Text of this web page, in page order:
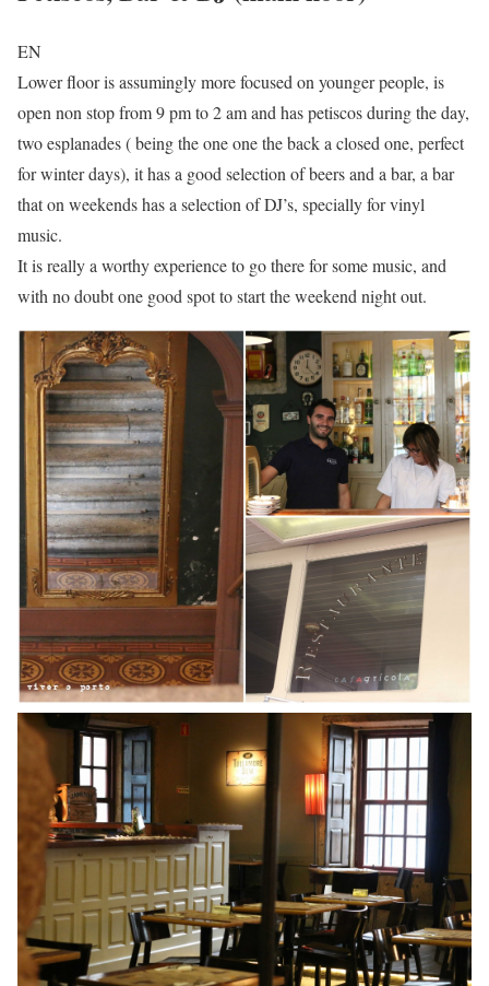
EN
Lower floor is assumingly more focused on younger people, is
open non stop from 9 pm to 2 am and has petiscos during the day,
two esplanades ( being the one one the back a closed one, perfect
for winter days), it has a good selection of beers and a bar, a bar
that on weekends has a selection of DJ’s, specially for vinyl
music.
It is really a worthy experience to go there for some music, and
with no doubt one good spot to start the weekend night out.